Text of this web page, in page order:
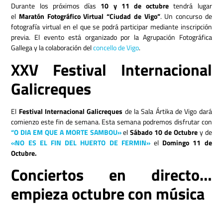
Durante los próximos días 10 y 11 de octubre tendrá lugar
el Maratón Fotográfico Virtual “Ciudad de Vigo”. Un concurso de
fotografía virtual en el que se podrá participar mediante inscripción
previa. El evento está organizado por la Agrupación Fotográfica
Gallega y la colaboración delconcello de Vigo.
XXV Festival Internacional
Galicreques
El Festival Internacional Galicreques de la Sala Ártika de Vigo dará
comienzo este fin de semana. Esta semana podremos disfrutar con
“O DIA EM QUE A MORTE SAMBOU»elSábado 10 de Octubrey de
«NO ES EL FIN DEL HUERTO DE FERMIN»el Domingo 11 de
Octubre.
Conciertos en directo…
empieza octubre con música